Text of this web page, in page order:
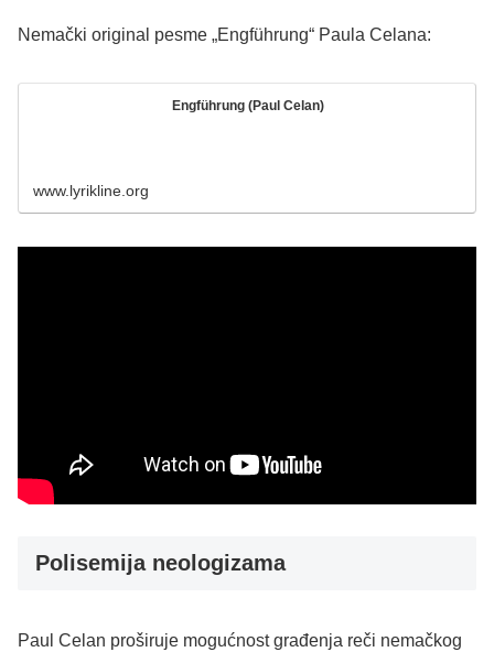
Nemački original pesme „Engführung“ Paula Celana:
Engführung (Paul Celan)
www.lyrikline.org
Polisemija neologizama
​Paul Celan proširuje mogućnost građenja reči nemačkog